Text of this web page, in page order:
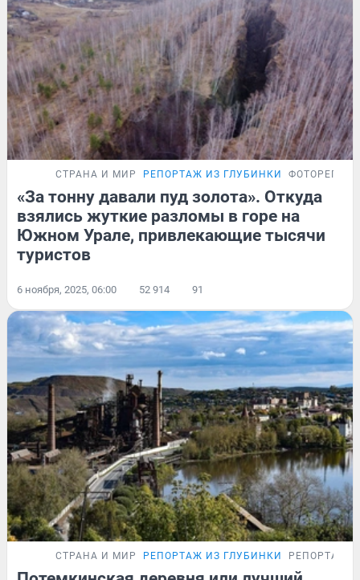
СТРАНА И МИР РЕПОРТАЖ ИЗ ГЛУБИНКИ
«За тонну давали пуд золота». Откуда
взялись жуткие разломы в горе на
Южном Урале, привлекающие тысячи
туристов
6 ноября, 2025, 06:00 52 914 91
СТРАНА И МИР РЕПОРТАЖ ИЗ ГЛУБИНКИ РЕПОРТАЖ